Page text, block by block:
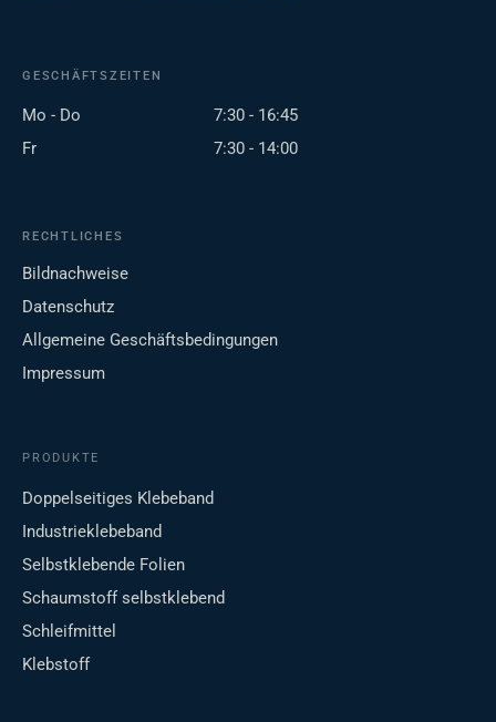
GESCHÄFTSZEITEN
Mo - Do
7:30 - 16:45
Fr
7:30 - 14:00
RECHTLICHES
Bildnachweise
Datenschutz
Allgemeine Geschäftsbedingungen
Impressum
PRODUKTE
Doppelseitiges Klebeband
Industrieklebeband
Selbstklebende Folien
Schaumstoff selbstklebend
Schleifmittel
Klebstoff